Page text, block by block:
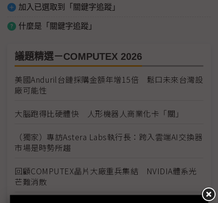
加入已選取到「關鍵字追蹤」
什麼是「關鍵字追蹤」
議題精選－COMPUTEX 2026
美國Anduril台鏈採購金額年增15倍 鬆口未來台灣設
廠可能性
大腦跑得比硬體快 人形機器人商業化卡「關」
（獨家）專訪Astera Labs執行長：跨入雲端AI交換器
市場是時勢所趨
回顧COMPUTEX晶片大廠重兵集結 NVIDIA體系光
芒難消散